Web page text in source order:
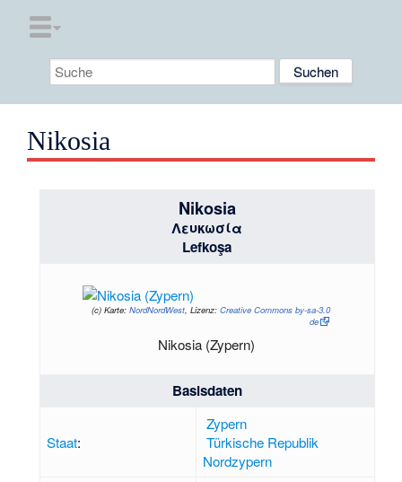
Nikosia
Nikosia
Λευκωσία
Lefkoşa
(c)Karte:NordNordWest, Lizenz:Creative Commons by-sa-3.0
de
Nikosia (Zypern)
Basisdaten
Staat:
Zypern
Türkische Republik
Nordzypern